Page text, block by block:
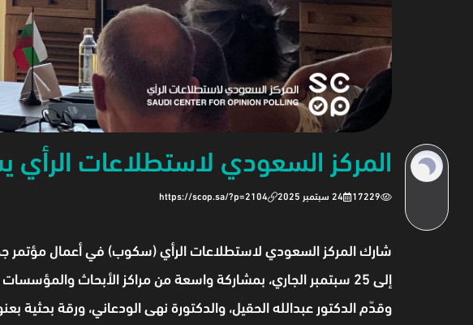
المركز السعودي لاستطلاعات الرأي
17229 24 سبتمبر 2025 https://scop.sa/?p=2104
إلى 25 سبتمبر الجاري، بمشاركة واسعة من مراكز الأبحاث والمؤسسات المتخصصة في قياس الرأي العام من مختلف دول العالم.
وقدّم الدكتور عبدالله الحقيل، والدكتورة نهى الودعاني، ورقة